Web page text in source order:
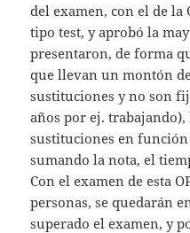
del examen, con el de la
tipo test, y aprobó la
presentaron, de forma
que llevan un montón
sustituciones y no son
años por ej.
sustituciones en
sumando la nota, el
Con el examen de esta
personas, se quedarán
superado el examen, y